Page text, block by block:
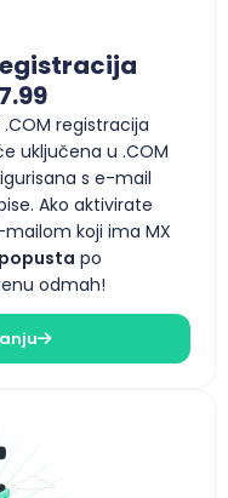
registracija
uključena u .COM
s e-mail
Ako aktivirate
koji ima MX
po
odmah!